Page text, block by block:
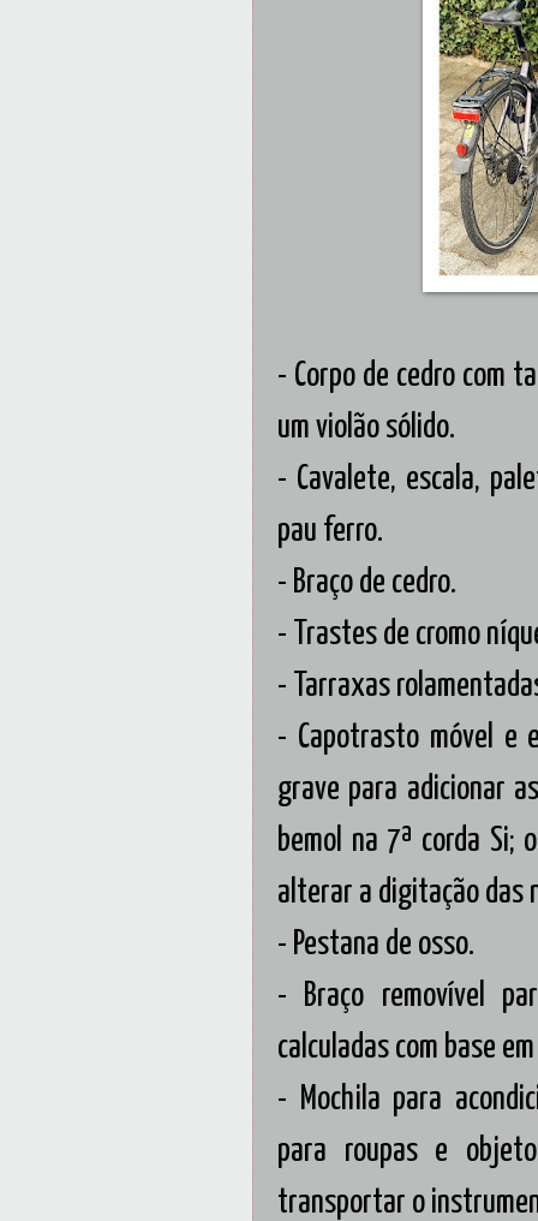
- Corpo de cedro com
um violão sólido.
- Cavalete, escala,
pau ferro.
- Braço de cedro.
- Trastes de cromo
- Tarraxas
- Capotrasto móvel e
grave para adicionar
bemol na 7ª corda Si;
alterar a digitação das
- Pestana de osso.
- Braço removível
calculadas com base
- Mochila para
para roupas e
transportar o